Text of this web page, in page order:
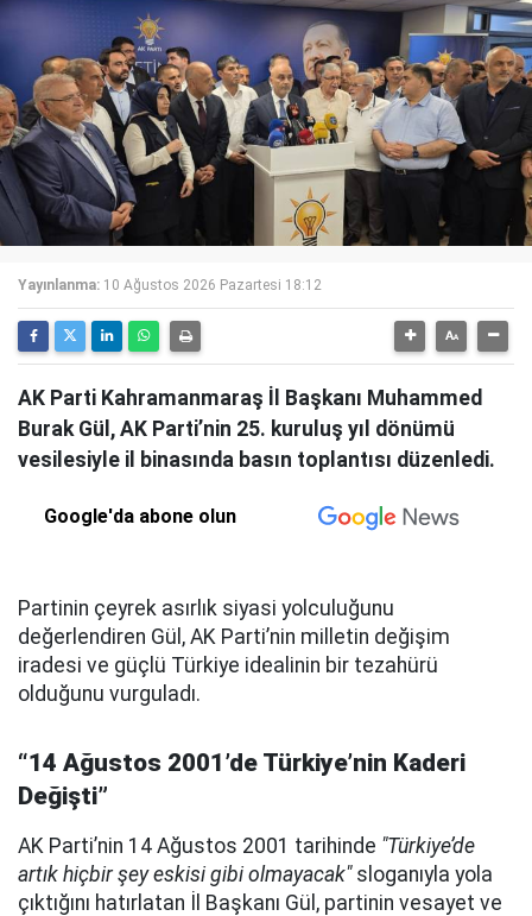
Yayınlanma: 10 Ağustos 2026 Pazartesi 18:12
AK Parti Kahramanmaraş İl Başkanı Muhammed
Burak Gül, AK Parti’nin 25. kuruluş yıl dönümü
vesilesiyle il binasında basın toplantısı düzenledi.
Google'da abone olun
Partinin çeyrek asırlık siyasi yolculuğunu
değerlendiren Gül, AK Parti’nin milletin değişim
iradesi ve güçlü Türkiye idealinin bir tezahürü
olduğunu vurguladı.
“14 Ağustos 2001’de Türkiye’nin Kaderi
Değişti”
AK Parti’nin 14 Ağustos 2001 tarihinde "Türkiye’de
artık hiçbir şey eskisi gibi olmayacak"sloganıyla yola
çıktığını hatırlatan İl Başkanı Gül, partinin vesayet ve